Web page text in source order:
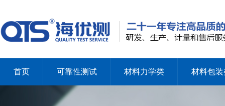
首页 可靠性测试 材料力学类 材料包装